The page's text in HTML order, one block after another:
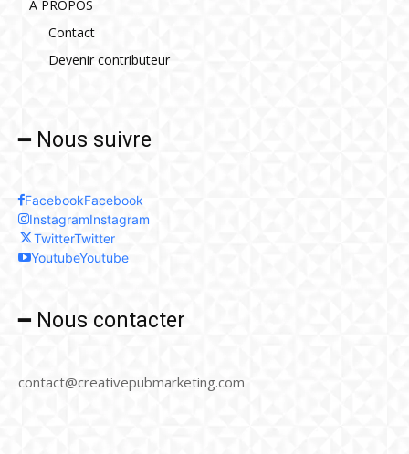
A PROPOS
Contact
Devenir contributeur
━ Nous suivre
FacebookFacebook
InstagramInstagram
TwitterTwitter
YoutubeYoutube
━ Nous contacter
contact@creativepubmarketing.com